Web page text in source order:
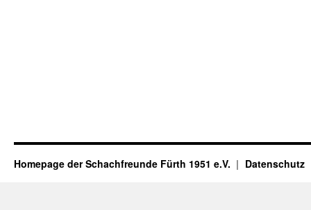
Homepage der Schachfreunde Fürth 1951 e.V. Datenschutz